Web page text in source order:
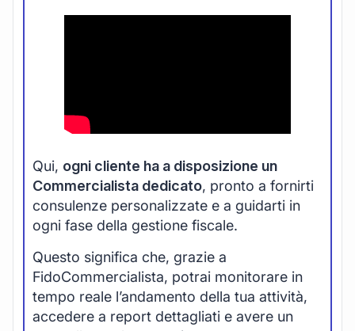
Qui, ogni cliente ha a disposizione un
Commercialista dedicato, pronto a fornirti
consulenze personalizzate e a guidarti in
ogni fase della gestione fiscale.
Questo significa che, grazie a
FidoCommercialista, potrai monitorare in
tempo reale l’andamento della tua attività,
accedere a report dettagliati e avere un